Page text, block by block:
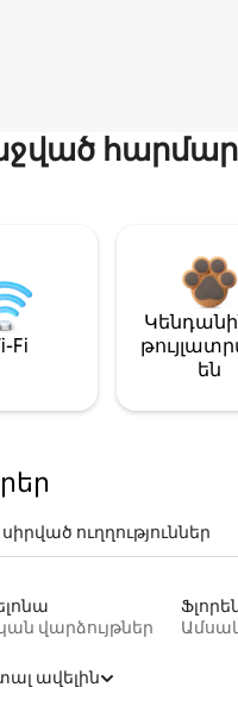
Fi
են
ուղղություններ
վարձույթներ
ավելին